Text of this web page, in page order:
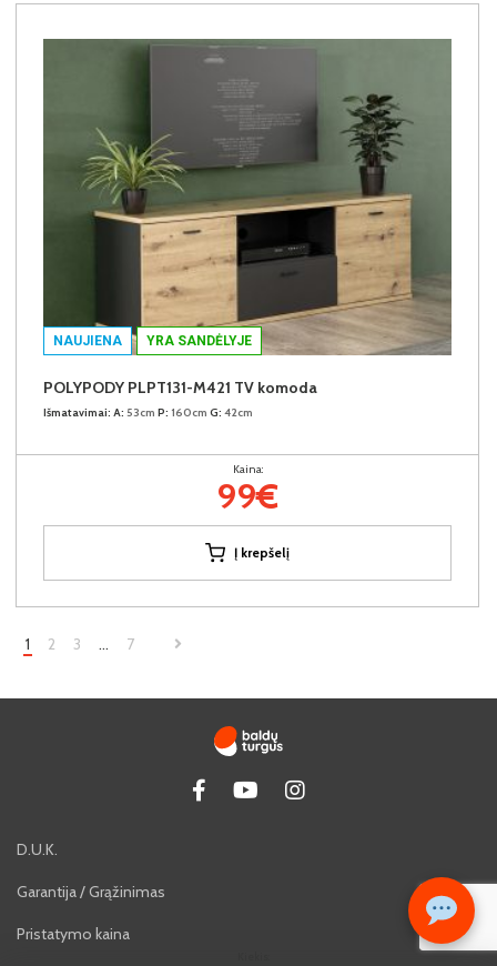
NAUJIENA YRA SANDĖLYJE
POLYPODY PLPT131-M421 TV komoda
Išmatavimai: A: 53cm P: 160cm G: 42cm
Kaina:
99€
Į krepšelį
1 2 3 … 7
D.U.K.
Garantija / Grąžinimas
Pristatymo kaina